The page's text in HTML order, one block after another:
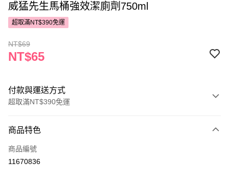
威猛先生馬桶強效潔廁劑750ml
超取滿NT$390免運
NT$69
NT$65
付款與運送方式
超取滿NT$390免運
POYA支付
信用卡一次付款
商品特色
商品編號
11670836